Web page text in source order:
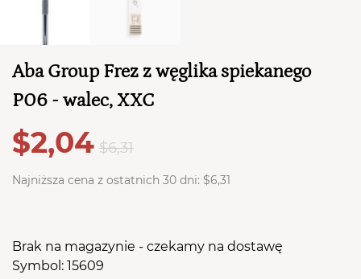
PRZEJDŹ DO KOSZYKA
Aba Group Frez z węglika spiekanego
P06 - walec, XXC
$2,04 $6,31
Najniższa cena z ostatnich 30 dni: $6,31
Brak na magazynie - czekamy na dostawę
Symbol: 15609